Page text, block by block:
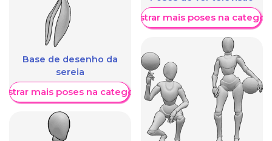
Base de desenho da
sereia
mais poses na categoria
Mostrar mais poses na